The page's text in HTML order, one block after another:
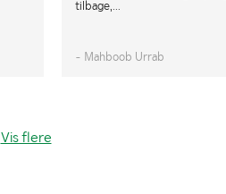
tilbage,...
- Mahboob Urrab
Vis flere